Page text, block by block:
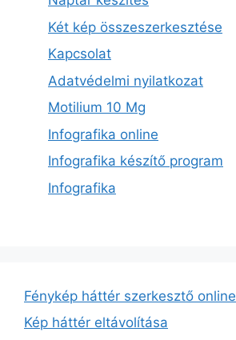
Két kép összeszerkesztése
Kapcsolat
Adatvédelmi nyilatkozat
Motilium 10 Mg
Infografika online
Infografika készítő program
Infografika
Fénykép háttér szerkesztő online
Kép háttér eltávolítása